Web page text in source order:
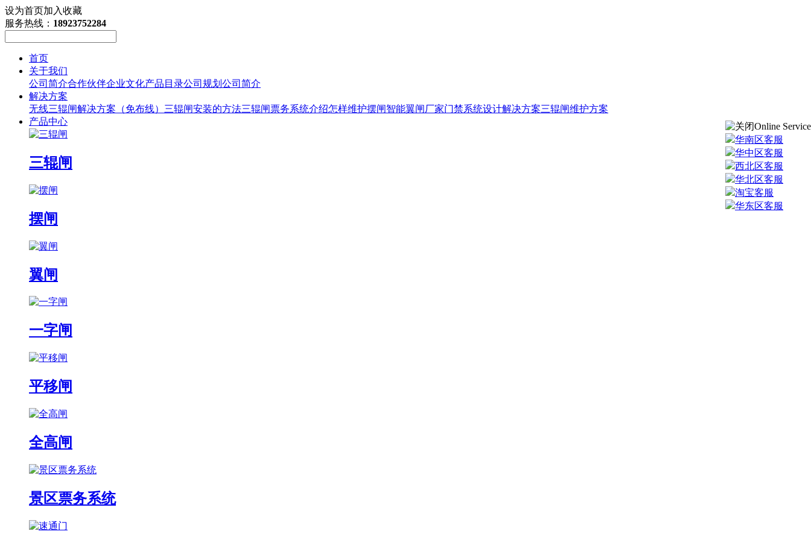
设为首页加入收藏
服务热线： 18923752284
首页
关于我们
公司简介合作伙伴企业文化产品目录公司规划 公司简介
解决方案
无线三辊闸解决方案（免布线） 三辊闸安装的方法三辊闸票务系统介绍怎样维护摆闸智能翼闸厂家门禁系统设计解决方案三辊闸维护方案
产品中心
三辊闸
摆闸
翼闸
一字闸
平移闸
全高闸
景区票务系统
Online Service
华南区客服
华中区客服
西北区客服
华北区客服
淘宝客服
华东区客服